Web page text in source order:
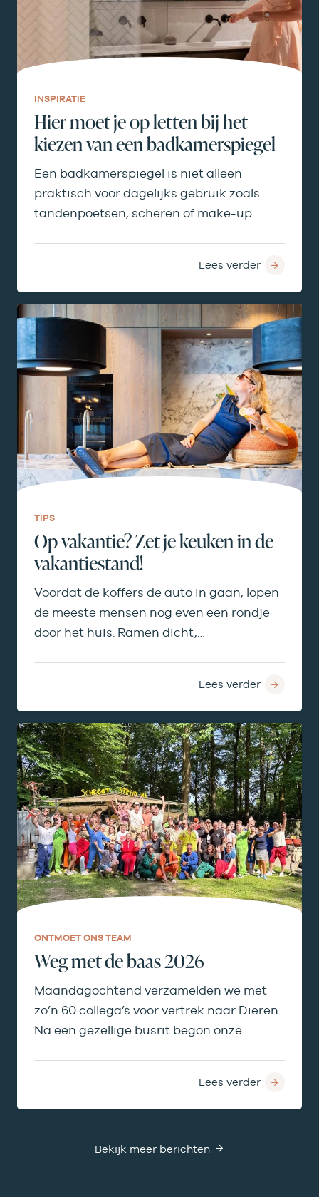
INSPIRATIE
Hier moet je op letten bij het
kiezen van een badkamerspiegel
Een badkamerspiegel is niet alleen
praktisch voor dagelijks gebruik zoals
tandenpoetsen, scheren of make-up
Lees verder
TIPS
Op vakantie? Zet je keuken in de
vakantiestand!
Voordat de koffers de auto in gaan, lopen
de meeste mensen nog even een rondje
door het huis. Ramen dicht,…
Lees verder
ONTMOET ONS TEAM
Weg met de baas 2026
Maandagochtend verzamelden we met
zo’n 60 collega’s voor vertrek naar Dieren.
Na een gezellige busrit begon onze
Lees verder
Bekijk meer berichten